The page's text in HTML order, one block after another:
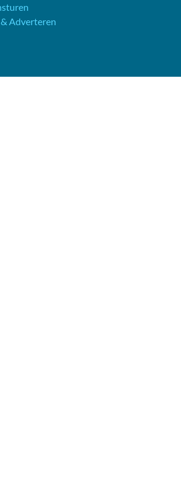
Adverteren